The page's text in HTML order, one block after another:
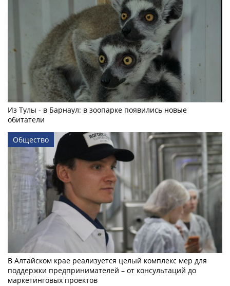
Из Тулы - в Барнаул: в зоопарке появились новые
обитатели
Общество
В Алтайском крае реализуется целый комплекс мер для
поддержки предпринимателей – от консультаций до
маркетинговых проектов